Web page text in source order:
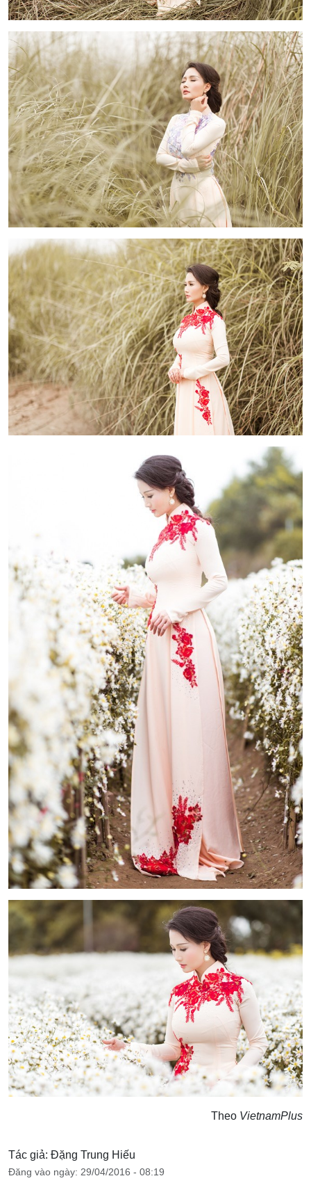
Theo VietnamPlus
Tác giả: Đặng Trung Hiếu
Đăng vào ngày: 29/04/2016 - 08:19